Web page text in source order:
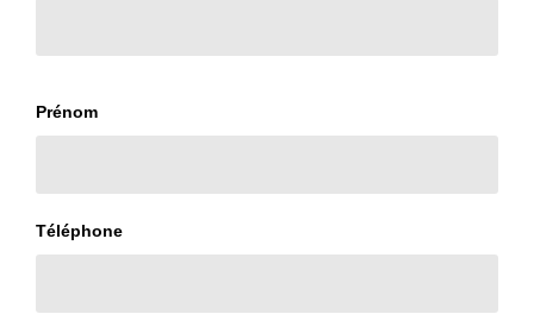
Prénom
Téléphone